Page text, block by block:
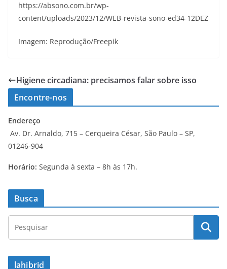
https://absono.com.br/wp-
content/uploads/2023/12/WEB-revista-sono-ed34-12DEZ
Imagem: Reprodução/Freepik
Higiene circadiana: precisamos falar sobre isso
Encontre-nos
Endereço
Av. Dr. Arnaldo, 715 – Cerqueira César, São Paulo – SP,
01246-904
Horário: Segunda à sexta – 8h às 17h.
Busca
lahibrid